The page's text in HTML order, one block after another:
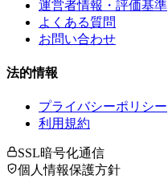
運営者情報・評価基準
よくある質問
お問い合わせ
法的情報
プライバシーポリシー
利用規約
SSL暗号化通信
個人情報保護方針